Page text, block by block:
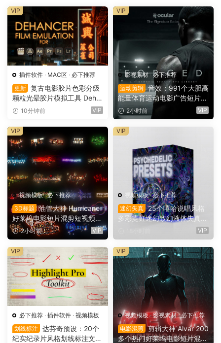
插件软件 · MAC区 · 必下推荐
更新 复古电影胶片色彩分级
颗粒光晕胶片模拟工具 Deha
ncer Pro OFX 达芬奇/FCPX/
Win/Mac破解版（7587）
10分钟前 VIP
VIP
影视素材·必下推荐
运动剪辑 音效：991个大胆高
能量体育运动电影广告短片剪
辑功能拟音音效素材包 Ocula
r Sounds Forged – Cinemati
c Sports SFX（16170）
2小时前 VIP
VIP
视频模板·必下推荐
3D标题
油管大神 Hurricane
好莱坞电影短片混剪短视频M
V剪辑3D文字标题动画特效A
E工程项目文件 Hurricane Te
xt Bundle（16169）
2小时前 VIP
VIP
视频模板·必下推荐
迷幻失真 25个嘻哈说唱风格
多彩霓虹迷幻致幻液体失真背
景AE预设效果包 Jamo VFX P
sychedelic Presets 1（1616
8）
VIP
VIP
必下推荐 · 插件软件 · 视频模板
划线标注
达芬奇预设：20个
纪实纪录片风格划线标注文字
VIP
视频模板·影视素材·必下推荐
电影混剪 剪辑大神 Alvar 200
多个热门好莱坞电影短片混剪
VIP